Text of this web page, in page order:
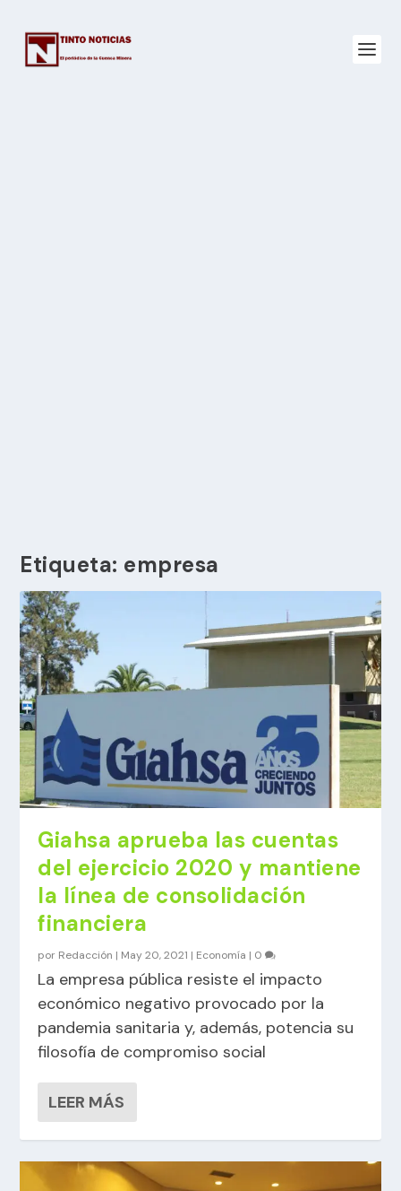
Etiqueta: empresa
Giahsa aprueba las cuentas
del ejercicio 2020 y mantiene
la línea de consolidación
financiera
por Redacción | May 20, 2021 | Economía | 0
La empresa pública resiste el impacto
económico negativo provocado por la
pandemia sanitaria y, además, potencia su
filosofía de compromiso social
LEER MÁS